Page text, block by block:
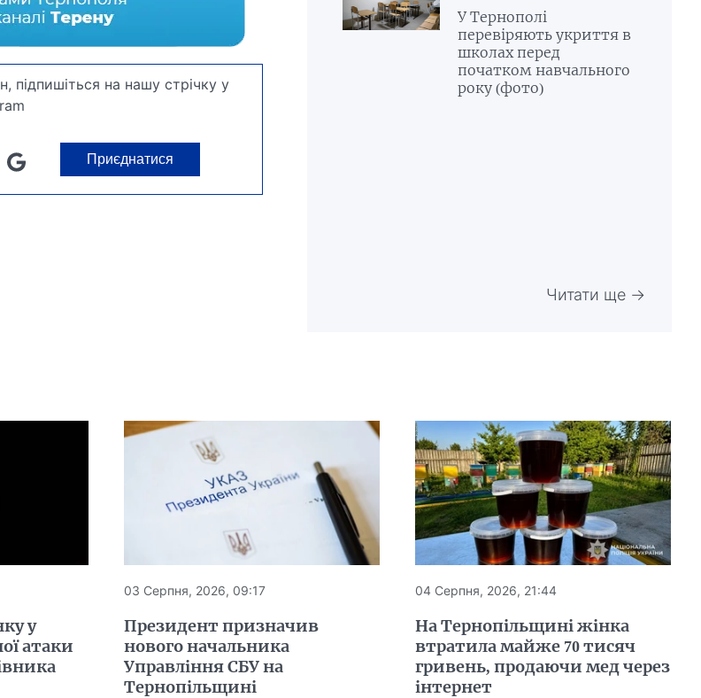
підпишіться на нашу стрічку у
Приєднатися
У Тернополі
перевіряють укриття в
школах перед
початком навчального
року (фото)
Читати ще →
у
атаки
03 Серпня, 2026, 09:17
Президент призначив
нового начальника
Управління СБУ на
Тернопільщині
04 Серпня, 2026, 21:44
На Тернопільщині жінка
втратила майже 70 тисяч
гривень, продаючи мед через
інтернет